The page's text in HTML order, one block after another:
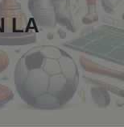
LA